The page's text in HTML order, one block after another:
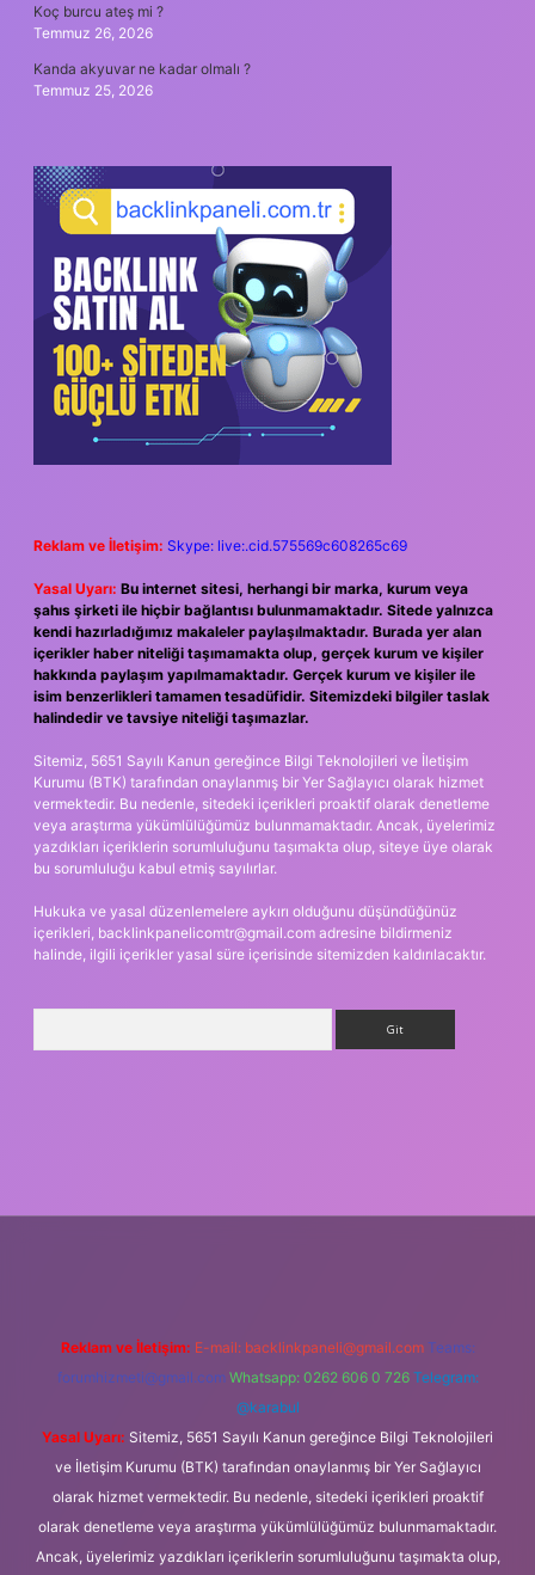
Koç burcu ateş mi ?
Temmuz 26, 2026
Kanda akyuvar ne kadar olmalı ?
Temmuz 25, 2026
Reklam ve İletişim: Skype: live:.cid.575569c608265c69
Yasal Uyarı: Bu internet sitesi, herhangi bir marka, kurum veya
şahıs şirketi ile hiçbir bağlantısı bulunmamaktadır. Sitede yalnızca
kendi hazırladığımız makaleler paylaşılmaktadır. Burada yer alan
içerikler haber niteliği taşımamakta olup, gerçek kurum ve kişiler
hakkında paylaşım yapılmamaktadır. Gerçek kurum ve kişiler ile
isim benzerlikleri tamamen tesadüfidir. Sitemizdeki bilgiler taslak
halindedir ve tavsiye niteliği taşımazlar.
Sitemiz, 5651 Sayılı Kanun gereğince Bilgi Teknolojileri ve İletişim
Kurumu (BTK) tarafından onaylanmış bir Yer Sağlayıcı olarak hizmet
vermektedir. Bu nedenle, sitedeki içerikleri proaktif olarak denetleme
veya araştırma yükümlülüğümüz bulunmamaktadır. Ancak, üyelerimiz
yazdıkları içeriklerin sorumluluğunu taşımakta olup, siteye üye olarak
bu sorumluluğu kabul etmiş sayılırlar.
Hukuka ve yasal düzenlemelere aykırı olduğunu düşündüğünüz
içerikleri, backlinkpanelicomtr@gmail.com adresine bildirmeniz
halinde, ilgili içerikler yasal süre içerisinde sitemizden kaldırılacaktır.
Reklam ve İletişim: E-mail: backlinkpaneli@gmail.com Teams:
forumhizmeti@gmail.com Whatsapp: 0262 606 0 726 Telegram:
@karabul
Yasal Uyarı: Sitemiz, 5651 Sayılı Kanun gereğince Bilgi Teknolojileri
ve İletişim Kurumu (BTK) tarafından onaylanmış bir Yer Sağlayıcı
olarak hizmet vermektedir. Bu nedenle, sitedeki içerikleri proaktif
olarak denetleme veya araştırma yükümlülüğümüz bulunmamaktadır.
Ancak, üyelerimiz yazdıkları içeriklerin sorumluluğunu taşımakta olup,